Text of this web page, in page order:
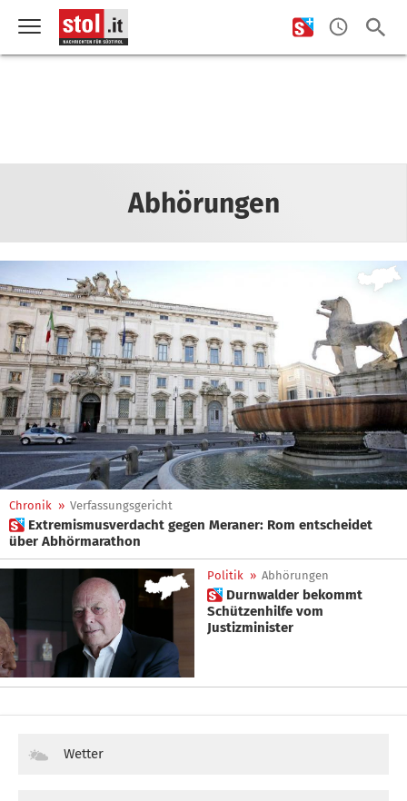
Abhörungen
Chronik » Verfassungsgericht
 Extremismusverdacht gegen Meraner: Rom entscheidet
über Abhörmarathon
Politik » Abhörungen
 Durnwalder bekommt
Schützenhilfe vom
Justizminister
Wetter